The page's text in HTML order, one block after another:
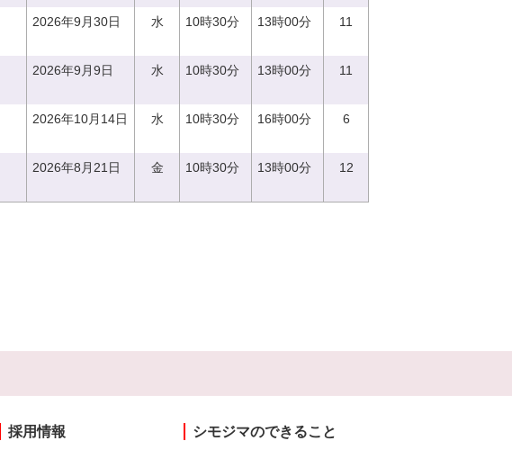
2026年9月30日 水 10時30分 13時00分 11
2026年9月9日 水 10時30分 13時00分 11
2026年10月14日 水 10時30分 16時00分 6
2026年8月21日 金 10時30分 13時00分 12
採用情報 シモジマのできること